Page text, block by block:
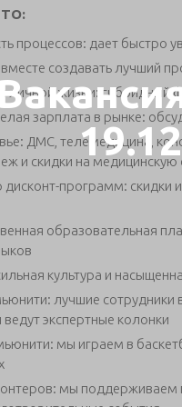
процессов: дает быстро
создавать лучший
личной жизни: гибридный
зарплата в рынке:
ДМС, телемедицина,
и скидки на
программ: скидки
образовательная
культура и
лучшие
экспертные колонки
мы играем в
мы поддерживаем